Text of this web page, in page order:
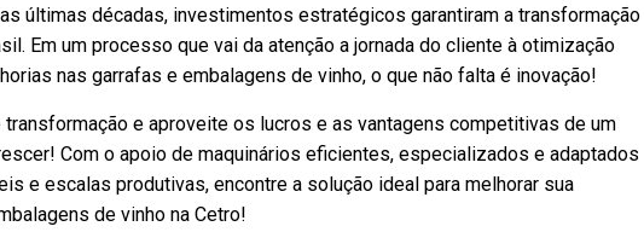
últimas décadas, investimentos estratégicos garantiram a transformação
Em um processo que vai da atenção a jornada do cliente à otimização
nas garrafas e embalagens de vinho, o que não falta é inovação!
e aproveite os lucros e as vantagens competitivas de um
Com o apoio de maquinários eficientes, especializados e adaptados
e escalas produtivas, encontre a solução ideal para melhorar sua
de vinho na Cetro!